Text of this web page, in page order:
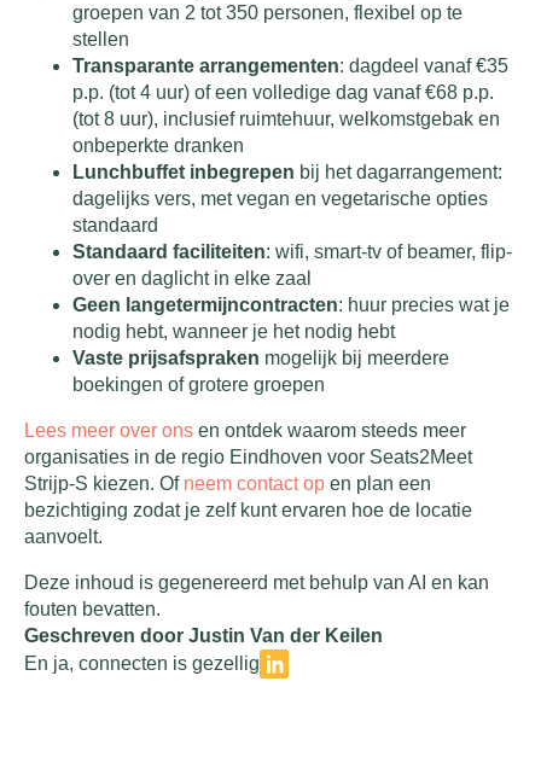
groepen van 2 tot 350 personen, flexibel op te
stellen
Transparante arrangementen: dagdeel vanaf €35
p.p. (tot 4 uur) of een volledige dag vanaf €68 p.p.
(tot 8 uur), inclusief ruimtehuur, welkomstgebak en
onbeperkte dranken
Lunchbuffet inbegrepen bij het dagarrangement:
dagelijks vers, met vegan en vegetarische opties
standaard
Standaard faciliteiten: wifi, smart-tv of beamer, flip-
over en daglicht in elke zaal
Geen langetermijncontracten: huur precies wat je
nodig hebt, wanneer je het nodig hebt
Vaste prijsafspraken mogelijk bij meerdere
boekingen of grotere groepen
Lees meer over ons en ontdek waarom steeds meer
organisaties in de regio Eindhoven voor Seats2Meet
Strijp-S kiezen. Of neem contact op en plan een
bezichtiging zodat je zelf kunt ervaren hoe de locatie
aanvoelt.
Deze inhoud is gegenereerd met behulp van AI en kan
fouten bevatten.
Geschreven door Justin Van der Keilen
En ja, connecten is gezellig